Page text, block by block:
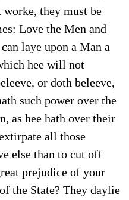
they must be
Love the Men and
laye upon a Man a
hee will not
or doth beleeve,
such power over the
as hee hath over their
all those
else than to cut off
prejudice of your
the State? They daylie